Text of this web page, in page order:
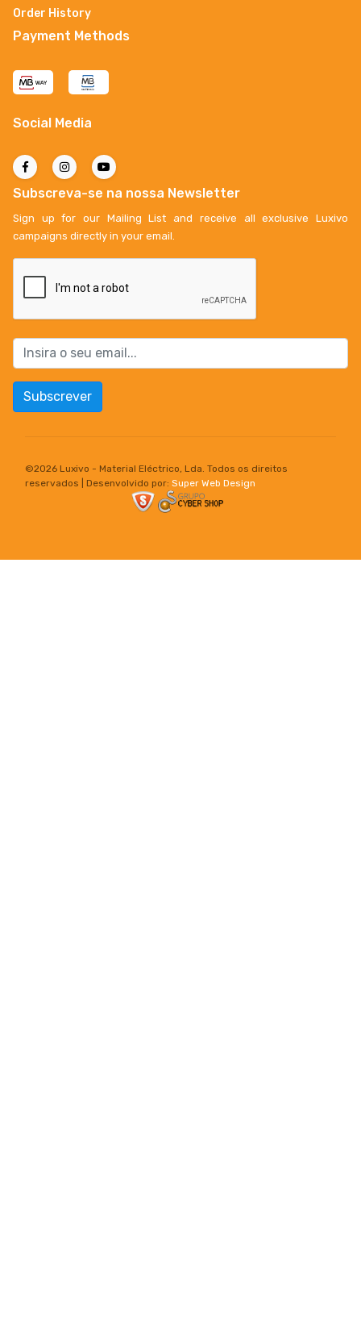
Order History
Payment Methods
Social Media
Subscreva-se na nossa Newsletter
Sign up for our Mailing List and receive all exclusive Luxivo
campaigns directly in your email.
Subscrever
©2026 Luxivo - Material Eléctrico, Lda. Todos os direitos
reservados | Desenvolvido por: Super Web Design